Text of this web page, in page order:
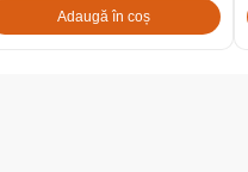
Adaugă în coș